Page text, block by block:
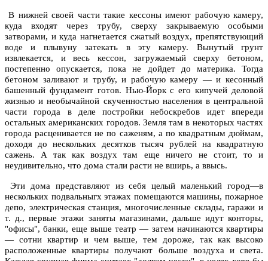
В нижней своей части такие кессоны имеют рабочую камеру,
куда входят через трубу, сверху закрываемую особыми
затворами, и куда нагнетается сжатый воздух, препятствующий
воде и плывуну затекать в эту камеру. Вынутый грунт
извлекается, и весь кессон, загружаемый сверху бетоном,
постепенно опускается, пока не дойдет до материка. Тогда
бетоном заливают и трубу, и рабочую камеру — и кесонный
башенный фундамент готов. Нью-Йорк с его кипучей деловой
жизнью и необычайной скученностью населения в центральной
части города в деле постройки небоскребов идет впереди
остальных американских городов. Земля там в некоторых частях
города расценивается не по саженям, а по квадратным дюймам,
доходя до нескольких десятков тысяч рублей на квадратную
сажень. А так как воздух там еще ничего не стоит, то и
неудивительно, что дома стали расти не вширь, а ввысь.
Эти дома представляют из себя целый маленький город—в
нескольких подвальныгх этажах помещаются машины, пожарное
депо, электрическая станция, многочисленные склады, гаражи и
т. д., первые этажи заняты магазинами, дальше идут конторы,
"офисы", банки, еще выше театр — затем начинаются квартиры
— сотни квартир и чем выше, тем дороже, так как высоко
расположенные квартиры получают больше воздуха и света.